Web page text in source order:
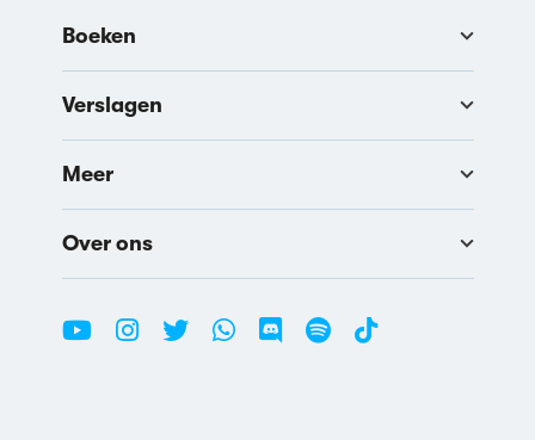
Boeken
Verslagen
Meer
Over ons